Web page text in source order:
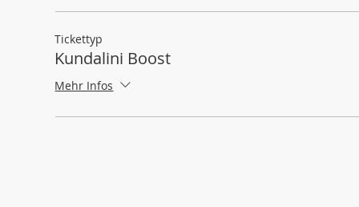
Tickettyp
Kundalini Boost
Mehr Infos